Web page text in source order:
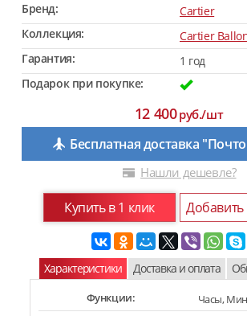
Бренд:
Cartier
Коллекция:
Cartier
Гарантия:
1 год
Подарок при покупке:
12 400руб./шт
Бесплатная доставка
Нашли дешевле?
Купить в 1 клик Добавить
Характеристики Доставка и оплата
Функции:
Часы,